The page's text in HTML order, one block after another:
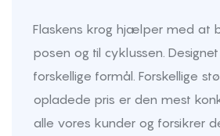
Flaskens krog hjælper med at
posen og til cyklussen.
forskellige formål. Forskellige
opladede pris er den mest
alle vores kunder og forsikrer